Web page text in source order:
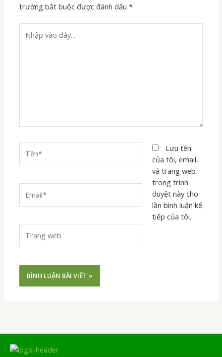
trường bắt buộc được đánh dấu*
vào
web
Lưu tên
của tôi, email,
và trang web
trong trình
duyệt này cho
lần bình luận kế
tiếp của tôi.